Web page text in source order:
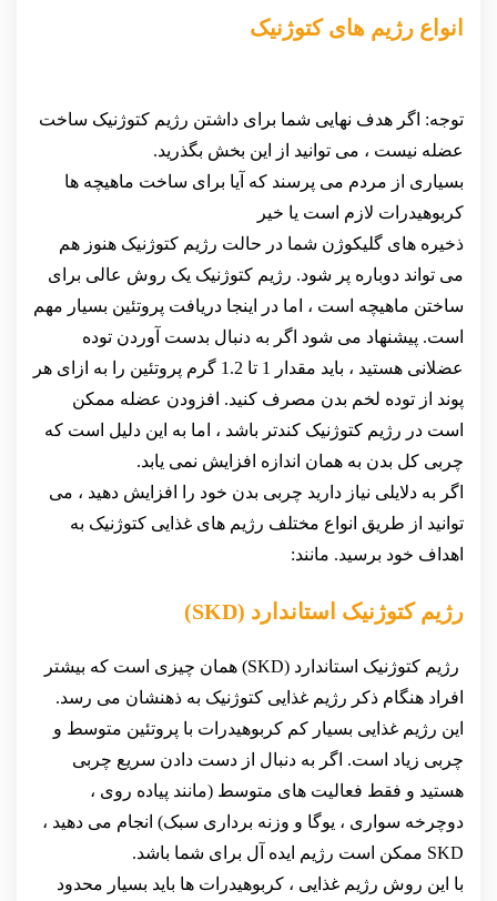
انواع رژیم های کتوژنیک
توجه: اگر هدف نهایی شما برای داشتن رژیم کتوژنیک ساخت
عضله نیست ، می توانید از این بخش بگذرید.
بسیاری از مردم می پرسند که آیا برای ساخت ماهیچه ها
کربوهیدرات لازم است یا خیر
ذخیره های گلیکوژن شما در حالت رژیم کتوژنیک هنوز هم
می تواند دوباره پر شود. رژیم کتوژنیک یک روش عالی برای
ساختن ماهیچه است ، اما در اینجا دریافت پروتئین بسیار مهم
است. پیشنهاد می شود اگر به دنبال بدست آوردن توده
عضلانی هستید ، باید مقدار 1 تا 1.2 گرم پروتئین را به ازای هر
پوند از توده لخم بدن مصرف کنید. افزودن عضله ممکن
است در رژیم کتوژنیک کندتر باشد ، اما به این دلیل است که
چربی کل بدن به همان اندازه افزایش نمی یابد.
اگر به دلایلی نیاز دارید چربی بدن خود را افزایش دهید ، می
توانید از طریق انواع مختلف رژیم های غذایی کتوژنیک به
اهداف خود برسید. مانند:
رژیم کتوژنیک استاندارد (SKD)
رژیم کتوژنیک استاندارد (SKD) همان چیزی است که بیشتر
افراد هنگام ذکر رژیم غذایی کتوژنیک به ذهنشان می رسد.
این رژیم غذایی بسیار کم کربوهیدرات با پروتئین متوسط و
چربی زیاد است. اگر به دنبال از دست دادن سریع چربی
هستید و فقط فعالیت های متوسط (مانند پیاده روی ،
دوچرخه سواری ، یوگا و وزنه برداری سبک) انجام می دهید ،
SKD ممکن است رژیم ایده آل برای شما باشد.
با این روش رژیم غذایی ، کربوهیدرات ها باید بسیار محدود